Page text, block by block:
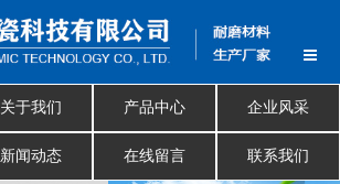
关于我们 产品中心 企业风采
新闻动态 在线留言 联系我们